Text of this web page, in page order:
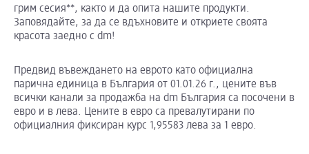
грим сесия**, както и да опита нашите продукти.
Заповядайте, за да се вдъхновите и откриете своята
красота заедно с dm!
Предвид въвеждането на еврото като официална
парична единица в България от 01.01.26 г., цените във
всички канали за продажба на dm България са посочени в
евро и в лева. Цените в евро са превалутирани по
официалния фиксиран курс 1,95583 лева за 1 евро.